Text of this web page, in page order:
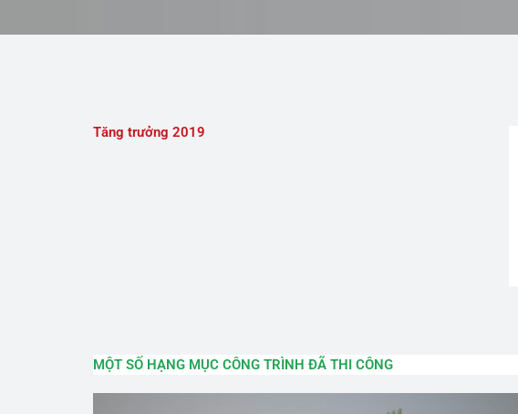
Tăng trưởng 2019
MỘT SỐ HẠNG MỤC CÔNG TRÌNH ĐÃ THI CÔNG